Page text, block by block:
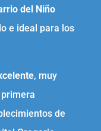
del Niño
e ideal para los
, muy
de